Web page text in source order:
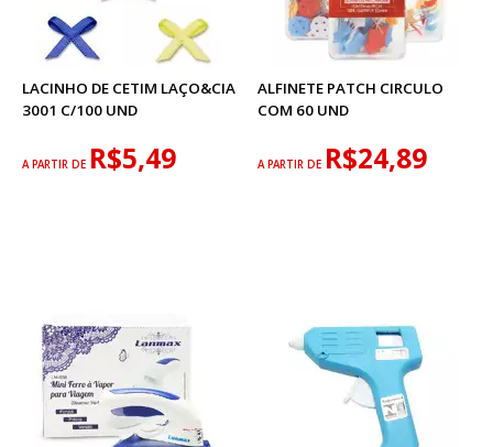
LACINHO DE CETIM LAÇO&CIA
3001 C/100 UND
A PARTIR DE R$5,49
ALFINETE PATCH CIRCULO
COM 60 UND
A PARTIR DE R$24,89